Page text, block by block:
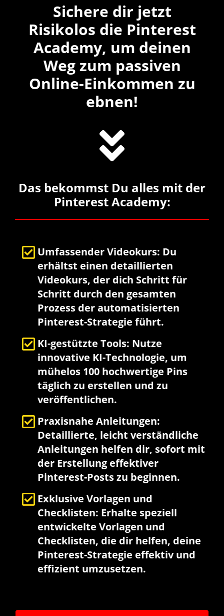
Sichere dir jetzt
Risikolos die Pinterest
Academy, um deinen
Weg zum passiven
Online-Einkommen zu
ebnen!
Das bekommst Du alles mit der
Pinterest Academy:
Umfassender Videokurs: Du
erhältst einen detaillierten
Videokurs, der dich Schritt für
Schritt durch den gesamten
Prozess der automatisierten
Pinterest-Strategie führt.
KI-gestützte Tools: Nutze
innovative KI-Technologie, um
mühelos 100 hochwertige Pins
täglich zu erstellen und zu
veröffentlichen.
Praxisnahe Anleitungen:
Detaillierte, leicht verständliche
Anleitungen helfen dir, sofort mit
der Erstellung effektiver
Pinterest-Posts zu beginnen.
Exklusive Vorlagen und
Checklisten: Erhalte speziell
entwickelte Vorlagen und
Checklisten, die dir helfen, deine
Pinterest-Strategie effektiv und
effizient umzusetzen.